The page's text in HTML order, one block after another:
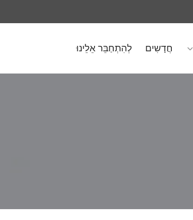
חֲדָשִים לְהִתְחַבֵּר אֵלֵינוּ